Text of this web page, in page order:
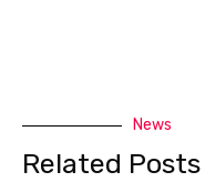
News
Related Posts